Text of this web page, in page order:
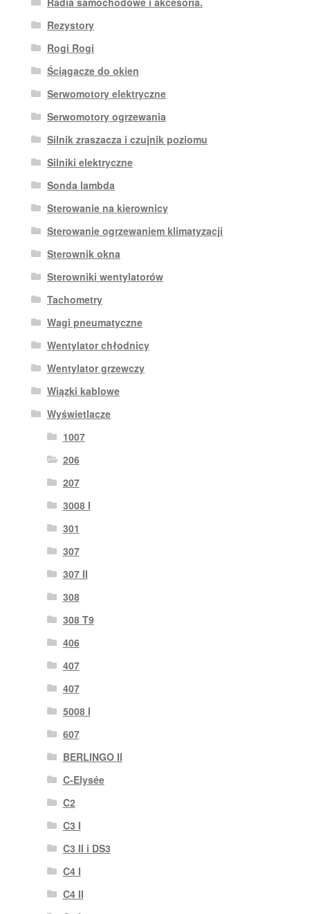
Rezystory
Rogi Rogi
Ściągacze do okien
Serwomotory elektryczne
Serwomotory ogrzewania
Silnik zraszacza i czujnik poziomu
Silniki elektryczne
Sonda lambda
Sterowanie na kierownicy
Sterowanie ogrzewaniem klimatyzacji
Sterownik okna
Sterowniki wentylatorów
Tachometry
Wagi pneumatyczne
Wentylator chłodnicy
Wentylator grzewczy
Wiązki kablowe
Wyświetlacze
1007
206
207
3008 I
301
307
307 II
308
308 T9
406
407
407
5008 I
607
BERLINGO II
C-Elysée
C2
C3 I
C3 II i DS3
C4 I
C4 II